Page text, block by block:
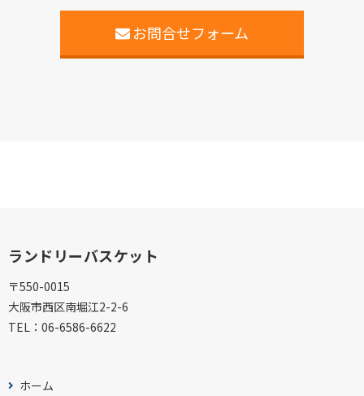
お問合せフォーム
ランドリーバスケット
〒550-0015
大阪市西区南堀江2-2-6
TEL： 06-6586-6622
ホーム